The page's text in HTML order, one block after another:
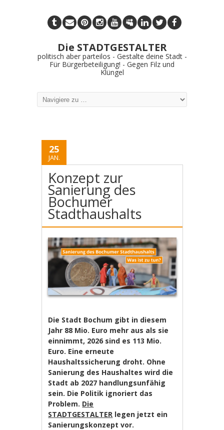
Die STADTGESTALTER
politisch aber parteilos - Gestalte deine Stadt -
Für Bürgerbeteiligung! - Gegen Filz und
Klüngel
25
JAN.
Konzept zur
Sanierung des
Bochumer
Stadthaushalts
Die Stadt Bochum gibt in diesem
Jahr 88 Mio. Euro mehr aus als sie
einnimmt, 2026 sind es 113 Mio.
Euro. Eine erneute
Haushaltssicherung droht. Ohne
Sanierung des Haushaltes wird die
Stadt ab 2027 handlungsunfähig
sein. Die Politik ignoriert das
Problem. Die
STADTGESTALTER legen jetzt ein
Sanierungskonzept vor.